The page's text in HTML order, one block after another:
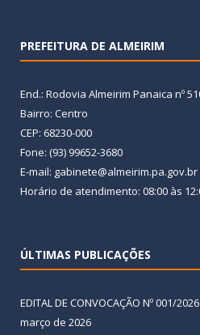
PREFEITURA DE ALMEIRIM
End.: Rodovia Almeirim Panaica nº
Bairro: Centro
CEP: 68230-000
Fone: (93) 99652-3680
E-mail: gabinete@almeirim.pa.gov.br
Horário de atendimento: 08:00 às
ÚLTIMAS PUBLICAÇÕES
EDITAL DE CONVOCAÇÃO Nº 001/
março de 2026